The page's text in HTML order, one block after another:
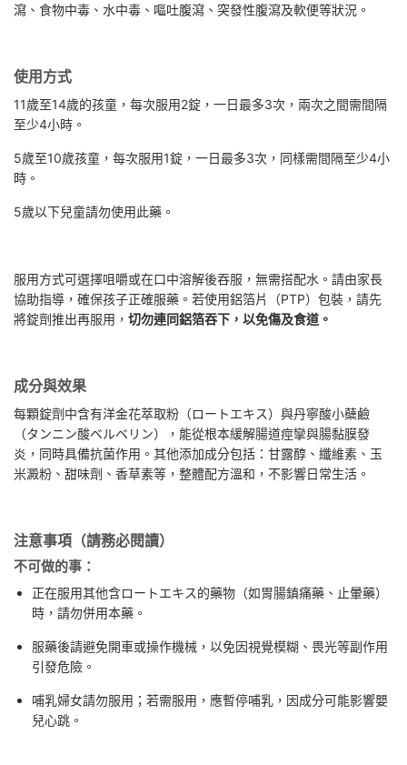
瀉、食物中毒、水中毒、嘔吐腹瀉、突發性腹瀉及軟便等狀況。
使用方式
11歲至14歲的孩童，每次服用2錠，一日最多3次，兩次之間需間隔
至少4小時。
5歲至10歲孩童，每次服用1錠，一日最多3次，同樣需間隔至少4小
時。
5歲以下兒童請勿使用此藥。
服用方式可選擇咀嚼或在口中溶解後吞服，無需搭配水。請由家長
協助指導，確保孩子正確服藥。若使用鋁箔片（PTP）包裝，請先
將錠劑推出再服用， 切勿連同鋁箔吞下，以免傷及食道。
成分與效果
每顆錠劑中含有洋金花萃取粉（ロートエキス）與丹寧酸小蘗鹼
（タンニン酸ベルベリン），能從根本緩解腸道痙攣與腸黏膜發
炎，同時具備抗菌作用。其他添加成分包括：甘露醇、纖維素、玉
米澱粉、甜味劑、香草素等，整體配方溫和，不影響日常生活。
注意事項（請務必閱讀）
不可做的事：
正在服用其他含ロートエキス的藥物（如胃腸鎮痛藥、止暈藥）
時，請勿併用本藥。
服藥後請避免開車或操作機械，以免因視覺模糊、畏光等副作用
引發危險。
哺乳婦女請勿服用；若需服用，應暫停哺乳，因成分可能影響嬰
兒心跳。